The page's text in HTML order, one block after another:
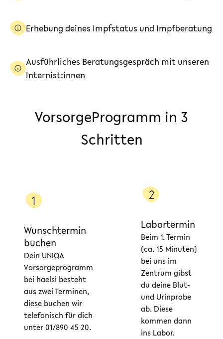
Erhebung deines Impfstatus und Impfberatung
Ausführliches Beratungsgespräch mit unseren
Internist:innen
VorsorgeProgramm in 3
Schritten
Wunschtermin
buchen
Dein UNIQA
Vorsorgeprogramm
bei haelsi besteht
aus zwei Terminen,
diese buchen wir
telefonisch für dich
unter 01/890 45 20.
Labortermin
Beim 1. Termin
(ca. 15 Minuten)
bei uns im
Zentrum gibst
du deine Blut-
und Urinprobe
ab. Diese
kommen dann
ins Labor.